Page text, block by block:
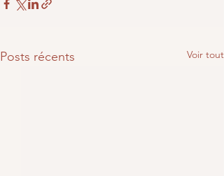
Posts récents Voir tout